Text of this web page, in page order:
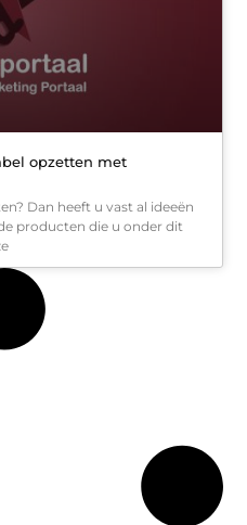
opzetten met
Dan heeft u vast al ideeën
producten die u onder dit